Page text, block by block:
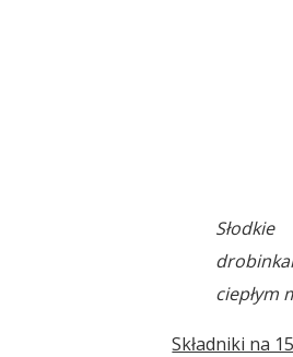
ciepłym
Składniki na